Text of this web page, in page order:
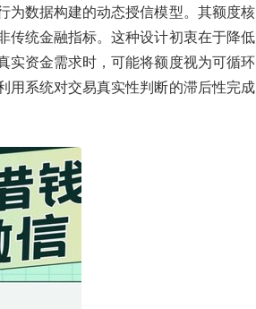
为数据构建的动态授信模型。其额度核
传统金融指标。这种设计初衷在于降低
资金需求时，可能将额度视为可循环
用系统对交易真实性判断的滞后性完成